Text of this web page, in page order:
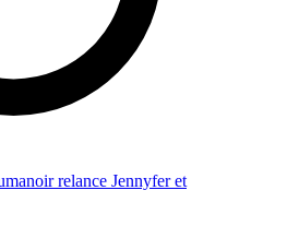
relance Jennyfer et